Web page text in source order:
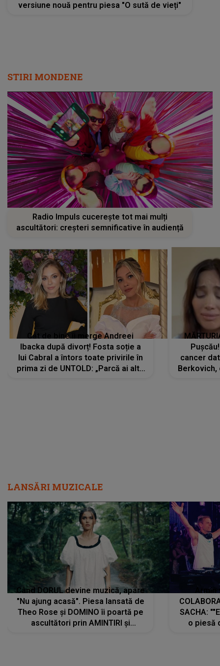
versiune nouă pentru piesa "O sută de vieți"
STIRI MONDENE
Radio Impuls cucerește tot mai mulți
ascultători: creșteri semnificative în audiență
Cât de bine îi merge Andreei
Ibacka după divorț! Fosta soție a
lui Cabral a întors toate privirile în
prima zi de UNTOLD: „Parcă ai altă
cancer
Berkovich,
LANSĂRI MUZICALE
Când DORUL devine muzică, apare
"Nu ajung acasă". Piesa lansată de
Theo Rose și DOMINO îi poartă pe
ascultători prin AMINTIRI și
SACHA:
o piesă